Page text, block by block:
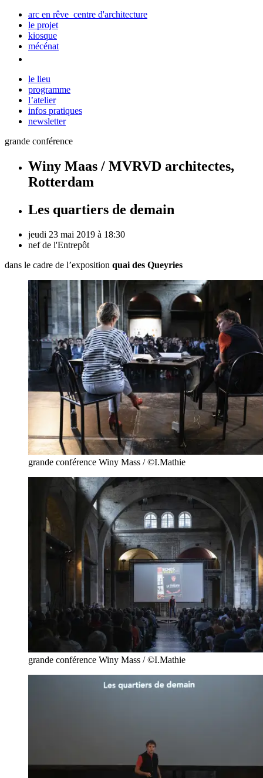
arc en rêve centre d'architecture
le projet
kiosque
mécénat
le lieu
programme
l’atelier
infos pratiques
newsletter
grande conférence
Winy Maas / MVRVD architectes,
Rotterdam
Les quartiers de demain
jeudi 23 mai 2019 à 18:30
nef de l'Entrepôt
dans le cadre de l’exposition quai des Queyries
grande conférence Winy Mass / ©I.Mathie
grande conférence Winy Mass / ©I.Mathie